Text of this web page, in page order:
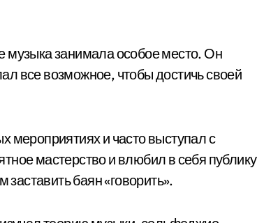
музыка занимала особое место. Он
все возможное, чтобы достичь своей
мероприятиях и часто выступал с
мастерство и влюбил в себя публику
баян «говорить».